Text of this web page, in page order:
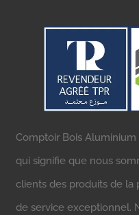
Comptoir Bois
qui signifie que nous
clients des produits de la
de service exceptionnel.